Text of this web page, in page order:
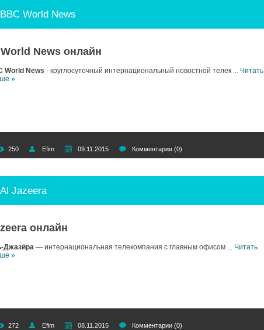
World News
News онлайн
World News - круглосуточный интернациональный новостной телек ... Читать
»
250 Efim 09.11.2015 Комментарии (0)
Jazeera
онлайн
Джази́ра — интернациональная телекомпания с главным офисом ... Читать
»
272 Efim 08.11.2015 Комментарии (0)